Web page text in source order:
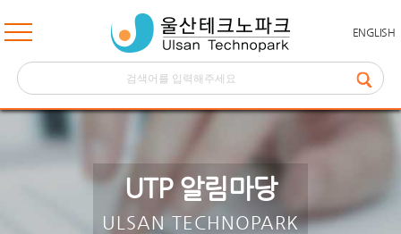
ENGLISH
UTP 알림마당
ULSAN TECHNOPARK